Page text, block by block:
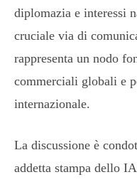
diplomazia e interessi
cruciale via di
rappresenta un nodo
commerciali globali e
internazionale.
La discussione è
addetta stampa dello